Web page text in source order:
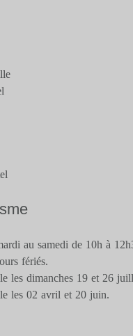
au samedi de 10h à
fériés.
les dimanches 19 et 26
les 02 avril et 20 juin.